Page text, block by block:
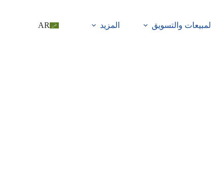
المبيعات والتسويق المزيد AR